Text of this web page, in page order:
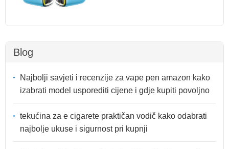
Blog
Najbolji savjeti i recenzije za vape pen amazon kako
izabrati model usporediti cijene i gdje kupiti povoljno
tekućina za e cigarete praktičan vodič kako odabrati
najbolje ukuse i sigurnost pri kupnji